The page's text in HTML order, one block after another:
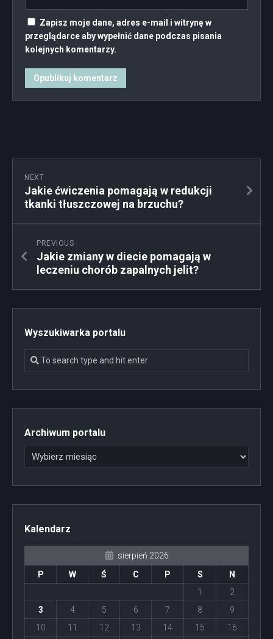
Zapisz moje dane, adres e-mail i witrynę w
przeglądarce aby wypełnić dane podczas pisania
kolejnych komentarzy.
NEXT
Jakie ćwiczenia pomagają w redukcji
tkanki tłuszczowej na brzuchu?
PREVIOUS
Jakie zmiany w diecie pomagają w
leczeniu chorób zapalnych jelit?
Wyszukiwarka portalu
Archiwum portalu
Kalendarz
sierpień 2026
P
W Ś C P S
N
1
2
3
4 5 6 7 8
9
10
11 12 13 14 15
16